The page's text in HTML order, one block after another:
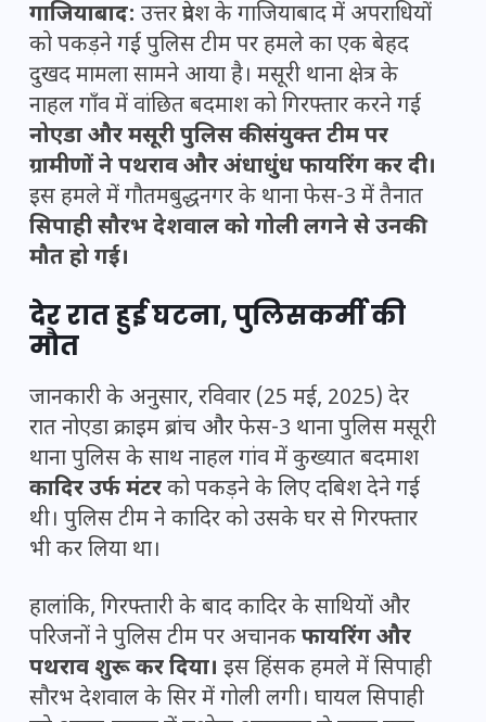
गाजियाबाद: उत्तर प्रदेश के गाजियाबाद में अपराधियों
को पकड़ने गई पुलिस टीम पर हमले का एक बेहद
दुखद मामला सामने आया है। मसूरी थाना क्षेत्र के
नाहल गाँव में वांछित बदमाश को गिरफ्तार करने गई
नोएडा और मसूरी पुलिस की संयुक्त टीम पर
ग्रामीणों ने पथराव और अंधाधुंध फायरिंग कर दी।
इस हमले में गौतमबुद्धनगर के थाना फेस-3 में तैनात
सिपाही सौरभ देशवाल को गोली लगने से उनकी
मौत हो गई।
देर रात हुई घटना, पुलिसकर्मी की
मौत
जानकारी के अनुसार, रविवार (25 मई, 2025) देर
रात नोएडा क्राइम ब्रांच और फेस-3 थाना पुलिस मसूरी
थाना पुलिस के साथ नाहल गांव में कुख्यात बदमाश
कादिर उर्फ मंटरको पकड़ने के लिए दबिश देने गई
थी। पुलिस टीम ने कादिर को उसके घर से गिरफ्तार
भी कर लिया था।
हालांकि, गिरफ्तारी के बाद कादिर के साथियों और
परिजनों ने पुलिस टीम पर अचानकफायरिंग और
पथराव शुरू कर दिया। इस हिंसक हमले में सिपाही
सौरभ देशवाल के सिर में गोली लगी। घायल सिपाही